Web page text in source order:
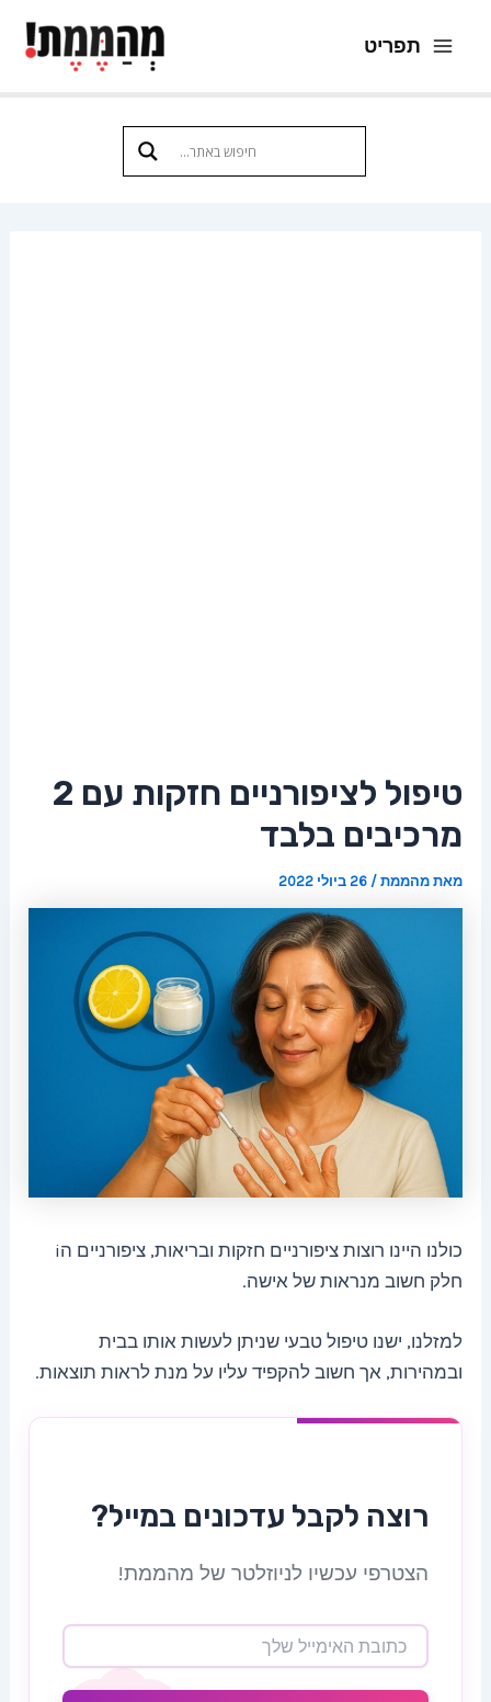
לתוכן
תפריט
טיפול לציפורניים חזקות עם 2
מרכיבים בלבד
מאתמהממת/26 ביולי 2022
כולנו היינו רוצות ציפורניים חזקות ובריאות, ציפורניים הi
חלק חשוב מנראות של אישה.
למזלנו, ישנו טיפול טבעי שניתן לעשות אותו בבית
ובמהירות, אך חשוב להקפיד עליו על מנת לראות תוצאות.
רוצה לקבל עדכונים במייל?
הצטרפי עכשיו לניוזלטר של מהממת!